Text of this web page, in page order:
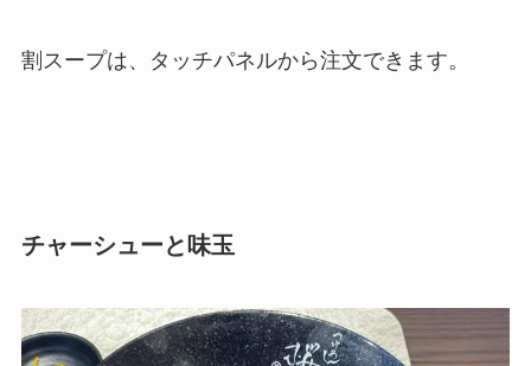
割スープは、タッチパネルから注文できます。
チャーシューと味玉